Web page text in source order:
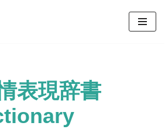
表現辞書